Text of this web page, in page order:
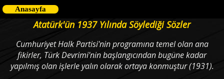
Anasayfa
Atatürk'ün 1937 Yılında Söylediği Sözler
Cumhuriyet Halk Partisi'nin programına temel olan ana
fikirler, Türk Devrimi'nin başlangıcından bugüne kadar
yapılmış olan işlerle yalın olarak ortaya konmuştur (1931).